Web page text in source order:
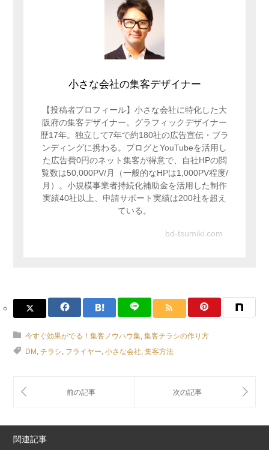
小さな会社の集客デザイナー
【投稿者プロフィール】小さな会社に特化した大
阪府の集客デザイナー。グラフィックデザイナー
歴17年。独立して7年で約180社の広告宣伝・ブラ
ンディングに携わる。ブログとYouTubeを活用し
た広告費0円のネット集客が得意で、自社HPの閲
覧数は50,000PV/月（一般的なHPは1,000PV程度/
月）。小規模事業者持続化補助金を活用した制作
実績40社以上、申請サポート実績は200社を超え
ている。
bd-tsumiki.com
今すぐ効果がでる！集客ノウハウ集 集客チラシの作り方
DM チラシ フライヤー 小さな会社 集客方法
関連記事